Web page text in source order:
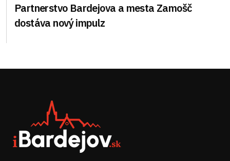
Partnerstvo Bardejova a mesta Zamošč
dostáva nový impulz